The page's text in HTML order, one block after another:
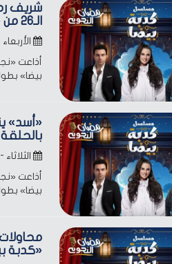
شريف
الـ26 من «كدبة بيضا»
الأربعاء - ٢٦ مارس
بيضا»
«أسد»
بالحلقة الـ25 من
الثلاثاء - ٢٥ مارس ٢٠٢٥
بيضا»
«كدبة